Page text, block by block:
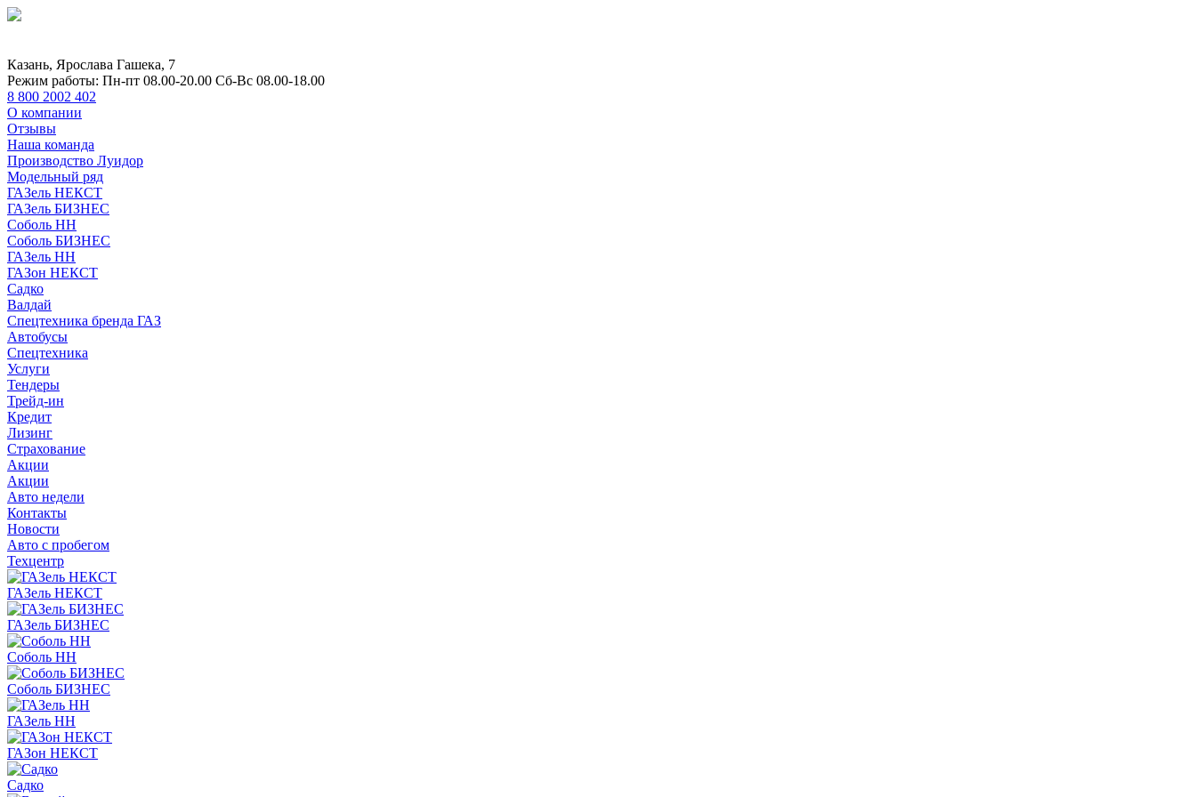
Казань, Ярослава Гашека, 7
Режим работы: Пн-пт 08.00-20.00 Сб-Вс 08.00-18.00
8 800 2002 402
О компании
Отзывы
Наша команда
Производство Луидор
Модельный ряд
ГАЗель НЕКСТ
ГАЗель БИЗНЕС
Соболь НН
Соболь БИЗНЕС
ГАЗель НН
ГАЗон НЕКСТ
Садко
Валдай
Спецтехника бренда ГАЗ
Автобусы
Спецтехника
Услуги
Тендеры
Трейд-ин
Кредит
Лизинг
Страхование
Акции
Акции
Авто недели
Контакты
Новости
Авто с пробегом
Техцентр
ГАЗель НЕКСТ
ГАЗель БИЗНЕС
Соболь НН
Соболь БИЗНЕС
ГАЗель НН
ГАЗон НЕКСТ
Садко